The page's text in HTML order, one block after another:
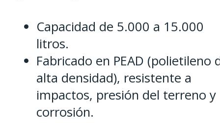
Capacidad de 5.000 a 15.000
litros.
Fabricado en PEAD (polietileno
alta densidad), resistente a
impactos, presión del terreno y
corrosión.